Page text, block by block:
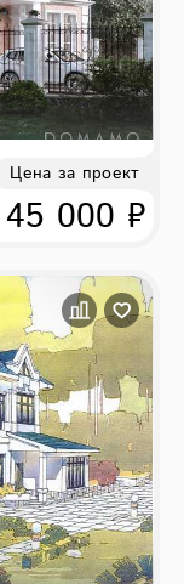
Цена за проект
45 000 ₽